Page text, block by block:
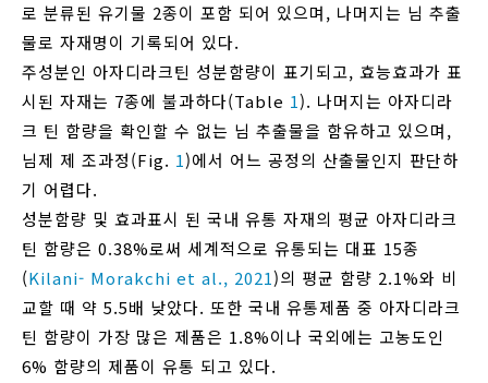
로 분류된 유기물 2종이 포함 되어 있으며, 나머지는 님 추출
물로 자재명이 기록되어 있다.
주성분인 아자디라크틴 성분함량이 표기되고, 효능효과가 표
시된 자재는 7종에 불과하다(Table 1). 나머지는 아자디라
크 틴 함량을 확인할 수 없는 님 추출물을 함유하고 있으며,
님제 제 조과정(Fig. 1)에서 어느 공정의 산출물인지 판단하
기 어렵다.
성분함량 및 효과표시 된 국내 유통 자재의 평균 아자디라크
틴 함량은 0.38%로써 세계적으로 유통되는 대표 15종
(Kilani- Morakchi et al., 2021)의 평균 함량 2.1%와 비
교할 때 약 5.5배 낮았다. 또한 국내 유통제품 중 아자디라크
틴 함량이 가장 많은 제품은 1.8%이나 국외에는 고농도인
6% 함량의 제품이 유통 되고 있다.